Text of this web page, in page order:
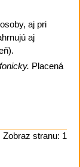
aj pri
aj
Placená
Zobraz stranu: 1